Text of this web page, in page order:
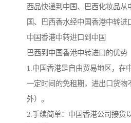
西品快递到中国、巴西化妆品从
国、巴西香水经中国香港中转进
中国香港中转进口到中国
巴西到中国香港中转进口的优势
1.中国香港是自由贸易地区，在
一定时间的免租期，进出口货物
外）。
2.手续简单：中国香港公司接货